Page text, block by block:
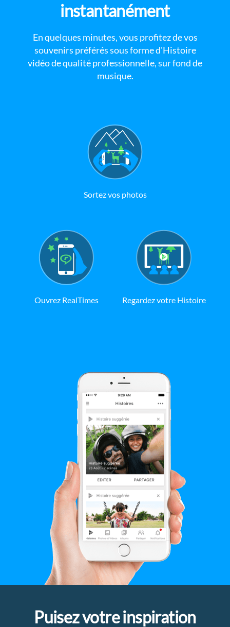
instantanément
En quelques minutes, vous profitez de vos
souvenirs préférés sous forme d'Histoire
vidéo de qualité professionnelle, sur fond de
musique.
Sortez vos photos
Ouvrez RealTimes Regardez votre Histoire
Puisez votre inspiration